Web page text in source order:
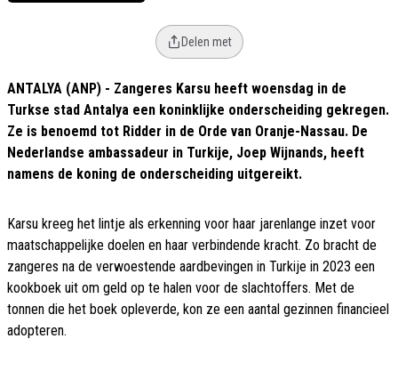
Delen met
ANTALYA (ANP) - Zangeres Karsu heeft woensdag in de
Turkse stad Antalya een koninklijke onderscheiding gekregen.
Ze is benoemd tot Ridder in de Orde van Oranje-Nassau. De
Nederlandse ambassadeur in Turkije, Joep Wijnands, heeft
namens de koning de onderscheiding uitgereikt.
Karsu kreeg het lintje als erkenning voor haar jarenlange inzet voor
maatschappelijke doelen en haar verbindende kracht. Zo bracht de
zangeres na de verwoestende aardbevingen in Turkije in 2023 een
kookboek uit om geld op te halen voor de slachtoffers. Met de
tonnen die het boek opleverde, kon ze een aantal gezinnen financieel
adopteren.